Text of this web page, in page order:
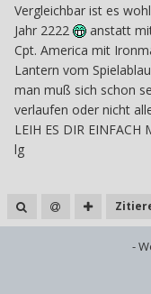
Vergleichbar ist es
Jahr 2222
anstatt
Cpt. America mit
Lantern vom
man muß sich schon
verlaufen oder nicht
LEIH ES DIR EINFACH
lg
-